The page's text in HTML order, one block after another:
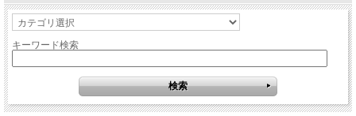
キーワード検索